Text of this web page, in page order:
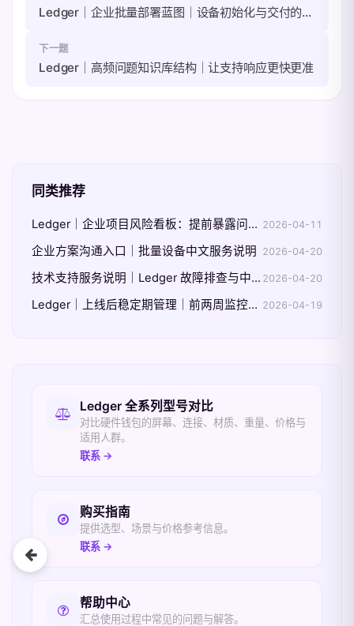
Ledger｜企业批量部署蓝图｜设备初始化与交付的标准化
下一题
Ledger｜高频问题知识库结构｜让支持响应更快更准
同类推荐
Ledger｜企业项目风险看板：提前暴露问题而不是事后解释 2026-04-11
企业方案沟通入口｜批量设备中文服务说明 2026-04-20
技术支持服务说明｜Ledger 故障排查与中文沟通范围 2026-04-20
Ledger｜上线后稳定期管理｜前两周监控与调整重点 2026-04-19
相关入口
Ledger 全系列型号对比
对比硬件钱包的屏幕、连接、材质、重量、价格与
适用人群。
联系 →
购买指南
提供选型、场景与价格参考信息。
联系 →
帮助中心
汇总使用过程中常见的问题与解答。